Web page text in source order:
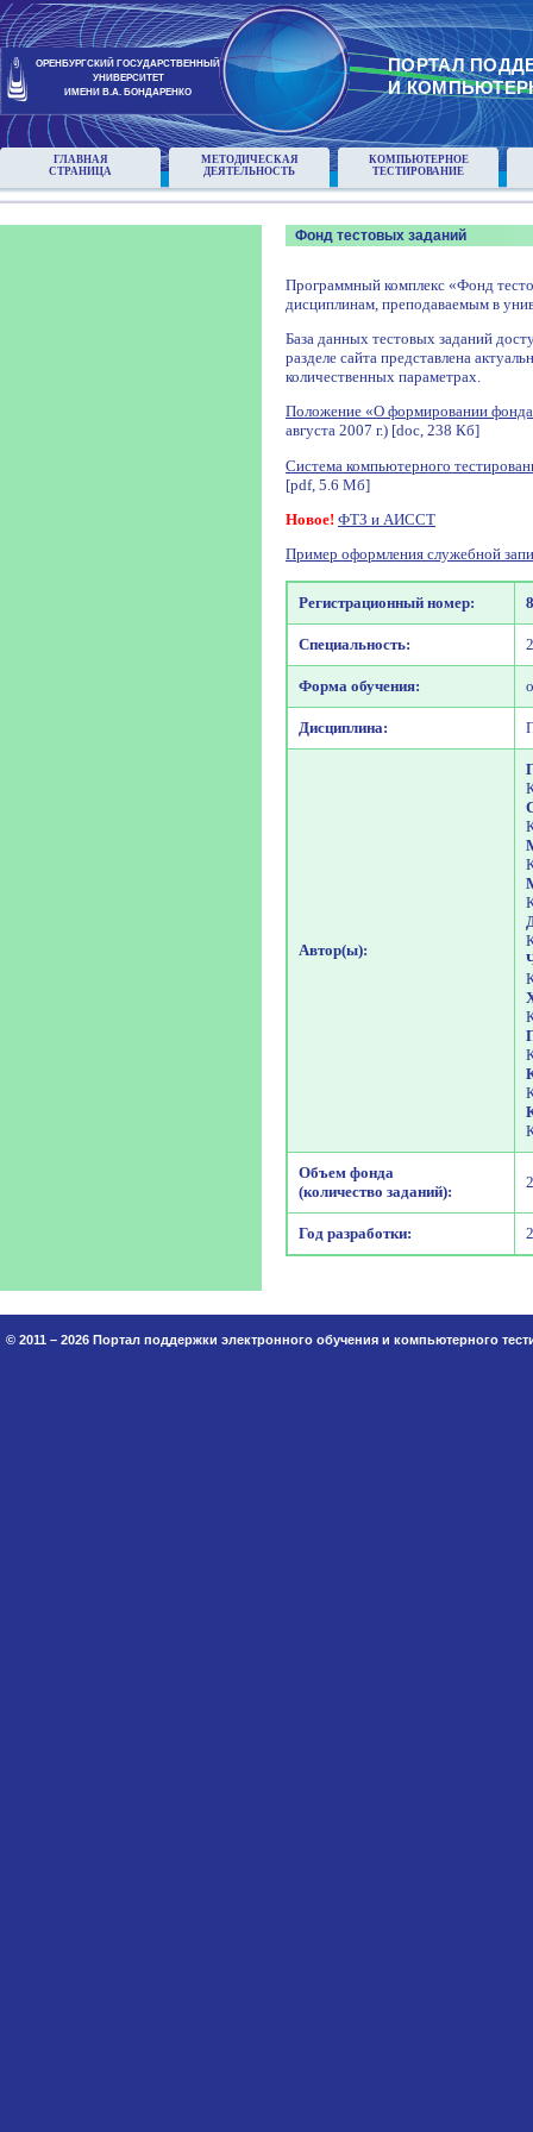
ОРЕНБУРГСКИЙ ГОСУДАРСТВЕННЫЙ
УНИВЕРСИТЕТ
ИМЕНИ В.А. БОНДАРЕНКО
ПОРТАЛ
И
ГЛАВНАЯ
СТРАНИЦА
МЕТОДИЧЕСКАЯ
ДЕЯТЕЛЬНОСТЬ
КОМПЬЮТЕРНОЕ
ТЕСТИРОВАНИЕ
Фонд тестовых заданий
Программный комплекс «Фонд
дисциплинам, преподаваемым в
База данных тестовых заданий
разделе сайта представлена
количественных параметрах.
Положение «О формировании фонда
августа 2007 г.) [doc, 238 Кб]
Система компьютерного
[pdf, 5.6 Мб]
Новое! ФТЗ и АИССТ
Пример оформления служебной
Регистрационный номер:
Специальность:
Форма обучения:
Дисциплина:
Автор(ы):
Объем фонда
(количество заданий):
Год разработки:
© 2011 – 2026 Портал поддержки электронного обучения и компьютерного